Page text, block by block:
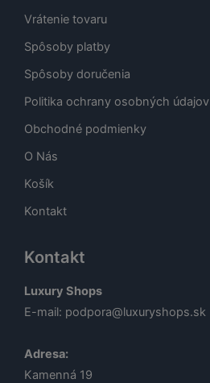
Vrátenie tovaru
Spôsoby platby
Spôsoby doručenia
Politika ochrany osobných údajov
Obchodné podmienky
O Nás
Košík
Kontakt
Kontakt
Luxury Shops
E-mail: podpora@luxuryshops.sk
Adresa:
Kamenná 19